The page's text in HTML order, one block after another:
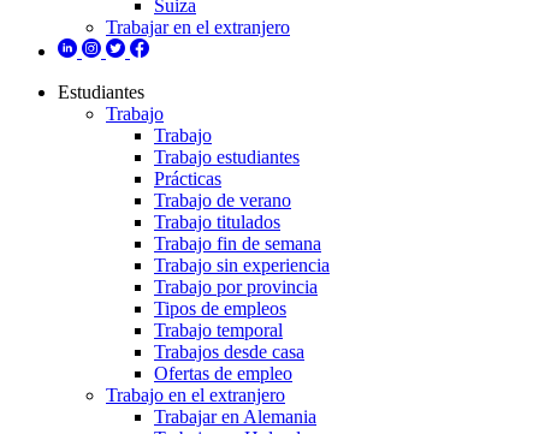
Suiza
Trabajar en el extranjero
Estudiantes
Trabajo
Trabajo
Trabajo estudiantes
Prácticas
Trabajo de verano
Trabajo titulados
Trabajo fin de semana
Trabajo sin experiencia
Trabajo por provincia
Tipos de empleos
Trabajo temporal
Trabajos desde casa
Ofertas de empleo
Trabajo en el extranjero
Trabajar en Alemania